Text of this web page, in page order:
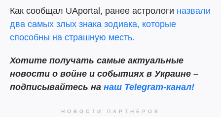
Как сообщал UAportal, ранее астрологи назвали
два самых злых знака зодиака, которые
способны на страшную месть.
Хотите получать самые актуальные
новости о войне и событиях в Украине –
подписывайтесь на наш Telegram-канал!